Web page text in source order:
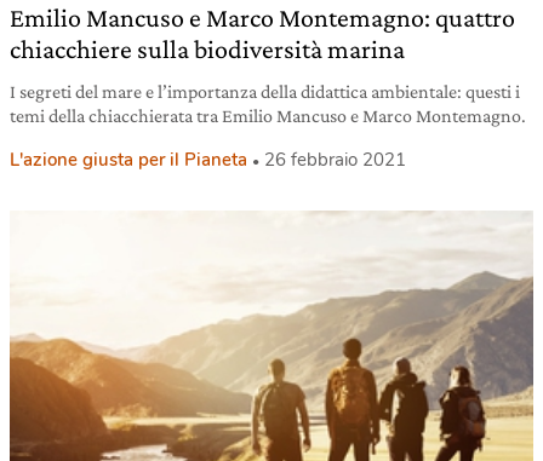
Emilio Mancuso e Marco Montemagno: quattro
chiacchiere sulla biodiversità marina
I segreti del mare e l’importanza della didattica ambientale: questi i
temi della chiacchierata tra Emilio Mancuso e Marco Montemagno.
L'azione giusta per il Pianeta 26 febbraio 2021